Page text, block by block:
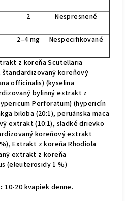
2 Nespresnené
2–4 mg Nespecifikované
z koreňa Scutellaria
štandardizovaný koreňový
officinalis) (kyselina
bylinný extrakt z
Perforatum) (hypericín
biloba (20:1), peruánska maca
extrakt (10:1), sladké drievko
koreňový extrakt
Extrakt z koreňa Rhodiola
extrakt z koreňa
(eleuterosidy 1 %)
10-20 kvapiek denne.